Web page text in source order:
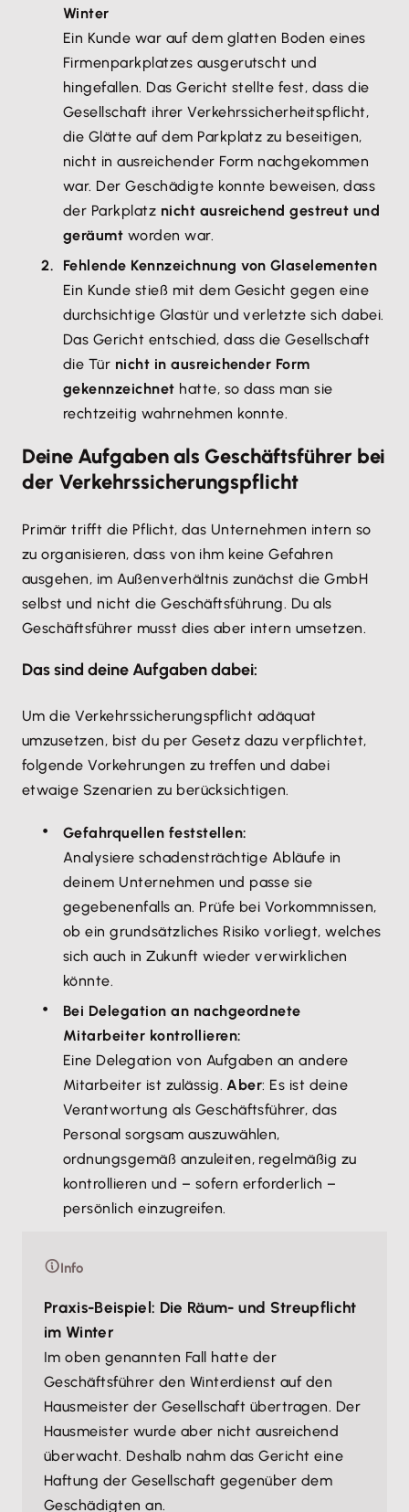
Winter
Ein Kunde war auf dem glatten Boden eines
Firmenparkplatzes ausgerutscht und
hingefallen. Das Gericht stellte fest, dass die
Gesellschaft ihrer Verkehrssicherheitspflicht,
die Glätte auf dem Parkplatz zu beseitigen,
nicht in ausreichender Form nachgekommen
war. Der Geschädigte konnte beweisen, dass
der Parkplatz nicht ausreichend gestreut und
geräumt worden war.
Fehlende Kennzeichnung von Glaselementen
Ein Kunde stieß mit dem Gesicht gegen eine
durchsichtige Glastür und verletzte sich dabei.
Das Gericht entschied, dass die Gesellschaft
die Tür nicht in ausreichender Form
gekennzeichnet hatte, so dass man sie
rechtzeitig wahrnehmen konnte.
Deine Aufgaben als Geschäftsführer bei
der Verkehrssicherungspflicht
Primär trifft die Pflicht, das Unternehmen intern so
zu organisieren, dass von ihm keine Gefahren
ausgehen, im Außenverhältnis zunächst die GmbH
selbst und nicht die Geschäftsführung. Du als
Geschäftsführer musst dies aber intern umsetzen.
Das sind deine Aufgaben dabei:
Um die Verkehrssicherungspflicht adäquat
umzusetzen, bist du per Gesetz dazu verpflichtet,
folgende Vorkehrungen zu treffen und dabei
etwaige Szenarien zu berücksichtigen.
Gefahrquellen feststellen:
Analysiere schadensträchtige Abläufe in
deinem Unternehmen und passe sie
gegebenenfalls an. Prüfe bei Vorkommnissen,
ob ein grundsätzliches Risiko vorliegt, welches
sich auch in Zukunft wieder verwirklichen
könnte.
Bei Delegation an nachgeordnete
Mitarbeiter kontrollieren:
Eine Delegation von Aufgaben an andere
Mitarbeiter ist zulässig.Aber: Es ist deine
Verantwortung als Geschäftsführer, das
Personal sorgsam auszuwählen,
ordnungsgemäß anzuleiten, regelmäßig zu
kontrollieren und – sofern erforderlich –
persönlich einzugreifen.
Info
Praxis-Beispiel: Die Räum- und Streupflicht
im Winter
Im oben genannten Fall hatte der
Geschäftsführer den Winterdienst auf den
Hausmeister der Gesellschaft übertragen. Der
Hausmeister wurde aber nicht ausreichend
überwacht. Deshalb nahm das Gericht eine
Haftung der Gesellschaft gegenüber dem
Geschädigten an.